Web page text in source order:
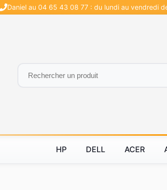
Daniel au 04 65 43 08 77 : du lundi au vendredi
HP DELL ACER